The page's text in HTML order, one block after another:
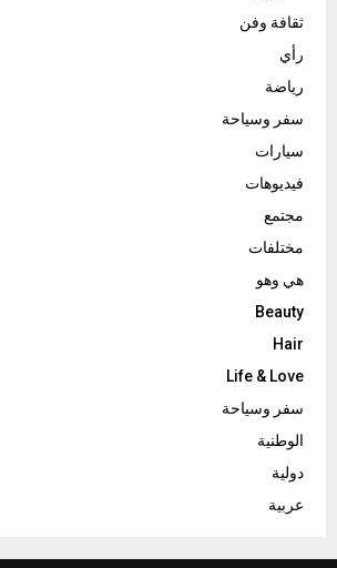
ثقافة وفن
رأي
رياضة
سفر وسياحة
سيارات
فيديوهات
مجتمع
مختلفات
هي وهو
Beauty
Hair
Life & Love
سفر وسياحة
الوطنية
دولية
عربية